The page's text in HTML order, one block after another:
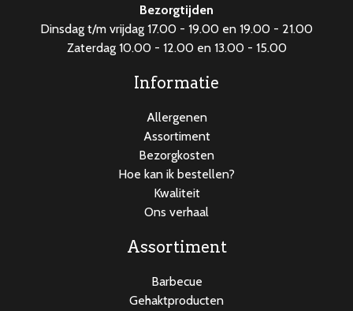
Bezorgtijden
Dinsdag t/m vrijdag 17.00 - 19.00 en 19.00 - 21.00
Zaterdag 10.00 - 12.00 en 13.00 - 15.00
Informatie
Allergenen
Assortiment
Bezorgkosten
Hoe kan ik bestellen?
Kwaliteit
Ons verhaal
Assortiment
Barbecue
Gehaktproducten